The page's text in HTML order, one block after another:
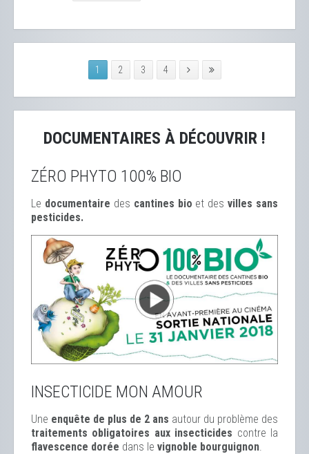
1 2 3 4
DOCUMENTAIRES À DÉCOUVRIR !
ZÉRO PHYTO 100% BIO
Le documentaire des cantines bio et desvilles sans
pesticides.
INSECTICIDE MON AMOUR
Une enquête de plus de 2 ans autour du problème des
traitements obligatoires aux insecticides contre la
flavescence dorée dans le vignoble bourguignon.